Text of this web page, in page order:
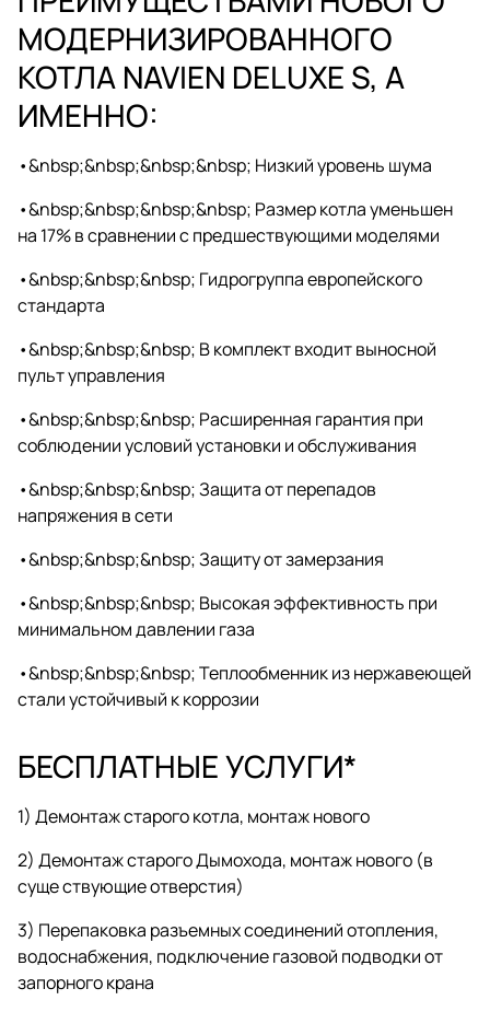
МОДЕР­НИЗИРОВАННОГО
КОТЛА NAVIEN DELUXE S, А
ИМЕННО:
•&nbsp;&nbsp;&nbsp;&nbsp; Низкий уровень шума
•&nbsp;&nbsp;&nbsp;&nbsp; Размер котла уменьшен
на 17% в сравнении с пред­шествующими моделями
•&nbsp;&nbsp;&nbsp; Гидрогруппа европейского
стандарта
•&nbsp;&nbsp;&nbsp; В комплект входит выносной
пульт управления
•&nbsp;&nbsp;&nbsp; Расширенная гарантия при
соблюдении условий установки и обслуживания
•&nbsp;&nbsp;&nbsp; Защита от перепадов
напряжения в сети
•&nbsp;&nbsp;&nbsp; Защиту от замерзания
•&nbsp;&nbsp;&nbsp; Высокая эффективность при
минимальном давлении газа
•&nbsp;&nbsp;&nbsp; Теплообменник из нержавеющей
стали устойчивый к коррозии
БЕСПЛАТНЫЕ УСЛУГИ*
1) Демонтаж старого котла, монтаж нового
2) Демонтаж старого Дымохода, монтаж нового (в
суще ствующие отверстия)
3) Перепаковка разъемных соединений отопления,
водоснабжения, подключение газовой подводки от
запорного крана